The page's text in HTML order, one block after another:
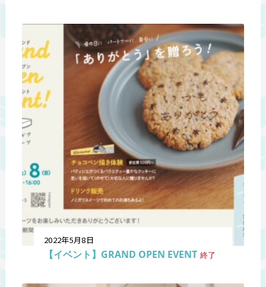
2022年5月8日
【イベント】GRAND OPEN EVENT 終了